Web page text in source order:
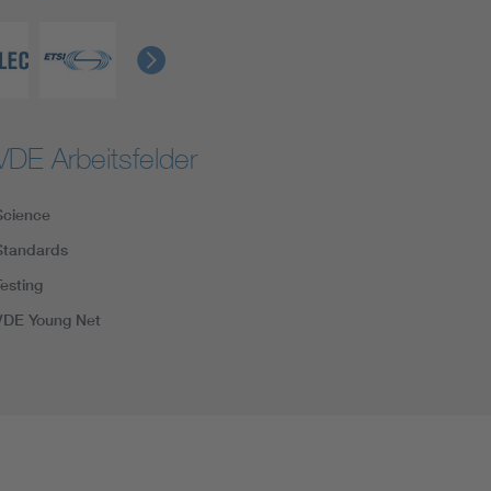
Arbeitsfelder
Young Net